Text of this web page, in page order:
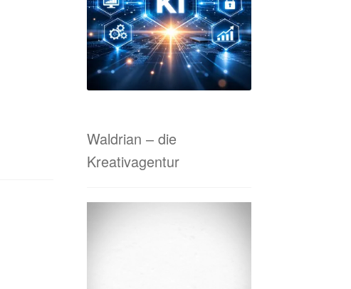
von A bis ZWaldrian-Siebdruck
Waldrian – die
Kreativagentur